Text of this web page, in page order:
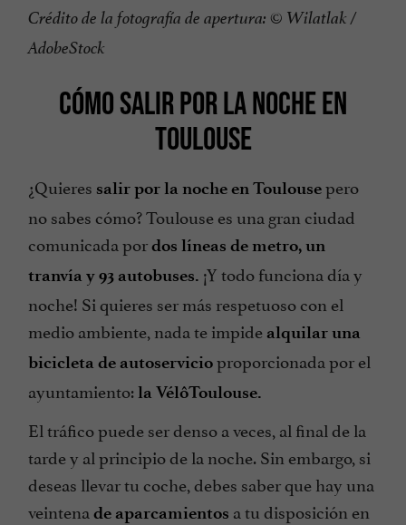
Crédito de la fotografía de apertura: © Wilatlak /
AdobeStock
CÓMO SALIR POR LA NOCHE EN
TOULOUSE
¿Quieres salir por la noche en Toulousepero
no sabes cómo? Toulouse es una gran ciudad
comunicada pordos líneas de metro, un
tranvía y 93 autobuses. ¡Y todo funciona día y
noche! Si quieres ser más respetuoso con el
medio ambiente, nada te impide alquilar una
bicicleta de autoservicioproporcionada por el
ayuntamiento:la VélôToulouse.
El tráfico puede ser denso a veces, al final de la
tarde y al principio de la noche. Sin embargo, si
deseas llevar tu coche, debes saber que hay una
veintena de aparcamientos a tu disposición en